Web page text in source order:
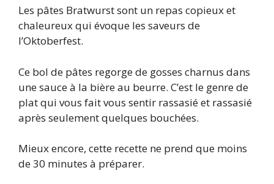
Les pâtes Bratwurst sont un repas copieux et
chaleureux qui évoque les saveurs de
l’Oktoberfest.
Ce bol de pâtes regorge de gosses charnus dans
une sauce à la bière au beurre. C’est le genre de
plat qui vous fait vous sentir rassasié et rassasié
après seulement quelques bouchées.
Mieux encore, cette recette ne prend que moins
de 30 minutes à préparer.